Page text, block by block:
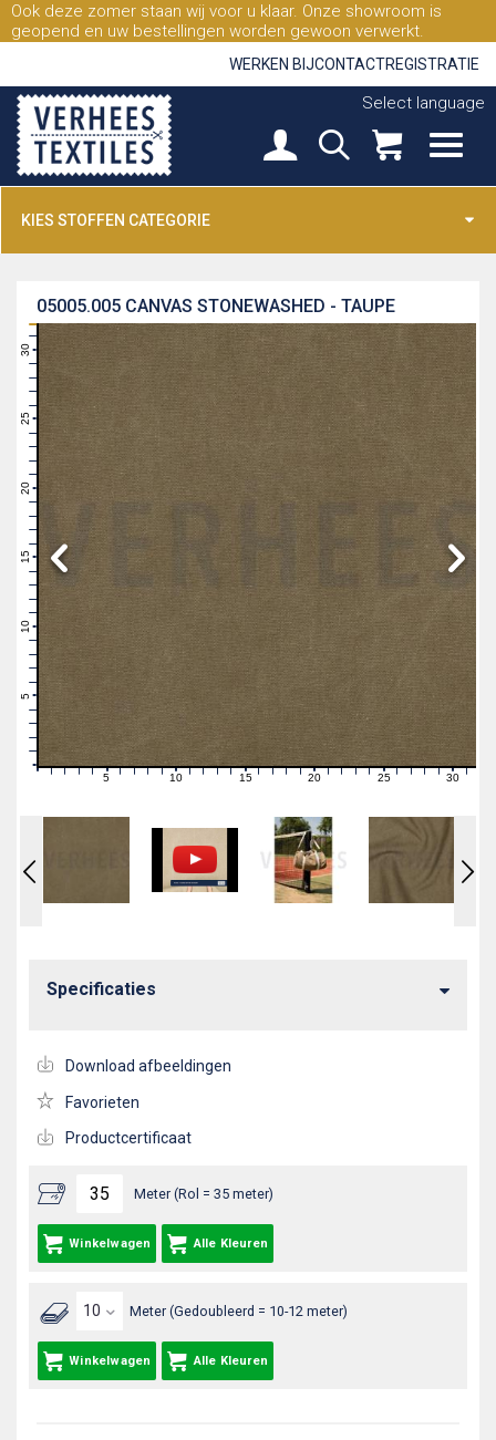
Ook deze zomer staan wij voor u klaar. Onze showroom is
geopend en uw bestellingen worden gewoon verwerkt.
WERKEN BIJCONTACTREGISTRATIE
Select language
KIES STOFFEN CATEGORIE
CANVAS STONEWASHED - TAUPE
05005.005
0
11
14
16
18
21
26
0 1 2 3 4 5 6 7 89 10 11121314 16171819 2122232425 26272829 30 31
Meter (Rol = 35 meter)
Winkelwagen Alle Kleuren
Meter (Gedoubleerd = 10-12 meter)
Winkelwagen Alle Kleuren
Specificaties
Download afbeeldingen
Favorieten
Productcertificaat